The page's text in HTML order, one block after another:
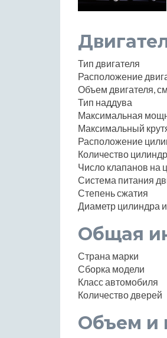
Тип двигателя
Расположение
Объем двигателя,
Тип наддува
Максимальная
Максимальный
Расположение
Количество
Число клапанов на
Система питания
Степень сжатия
Диаметр цилиндра
Общая
Страна марки
Сборка модели
Класс автомобиля
Количество дверей
Объем и